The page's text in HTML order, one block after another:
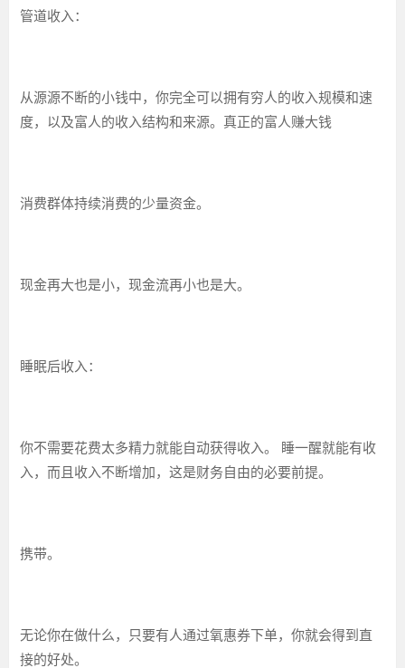
管道收入：
从源源不断的小钱中，你完全可以拥有穷人的收入规模和速
度，以及富人的收入结构和来源。真正的富人赚大钱
消费群体持续消费的少量资金。
现金再大也是小，现金流再小也是大。
睡眠后收入：
你不需要花费太多精力就能自动获得收入。 睡一醒就能有收
入，而且收入不断增加，这是财务自由的必要前提。
携带。
无论你在做什么，只要有人通过氧惠券下单，你就会得到直
接的好处。